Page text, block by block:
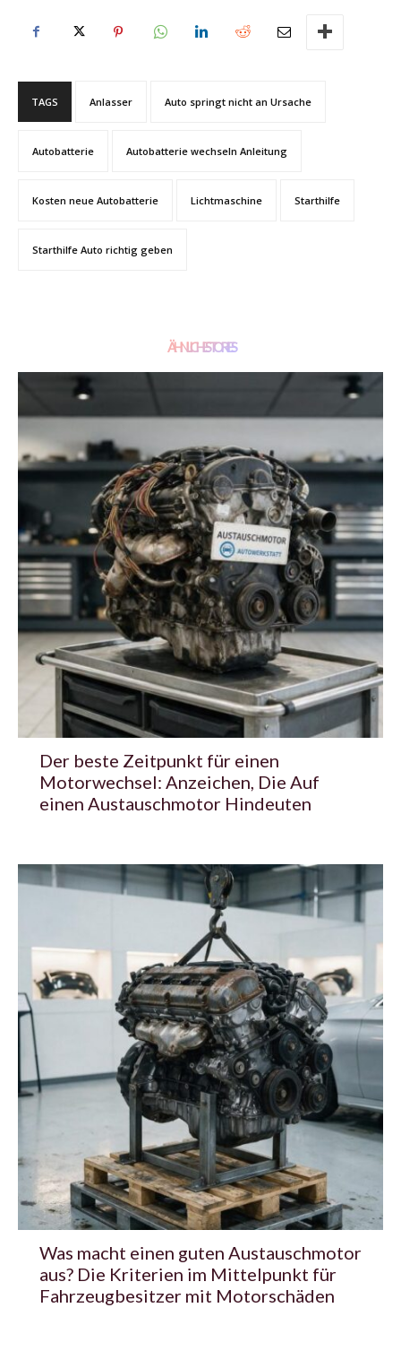
TAGS Anlasser Auto springt nicht an Ursache
Autobatterie Autobatterie wechseln Anleitung
Kosten neue Autobatterie Lichtmaschine Starthilfe
Starthilfe Auto richtig geben
ÄHNLICHE STORIES
Der beste Zeitpunkt für einen
Motorwechsel: Anzeichen, Die Auf
einen Austauschmotor Hindeuten
Was macht einen guten Austauschmotor
aus? Die Kriterien im Mittelpunkt für
Fahrzeugbesitzer mit Motorschäden